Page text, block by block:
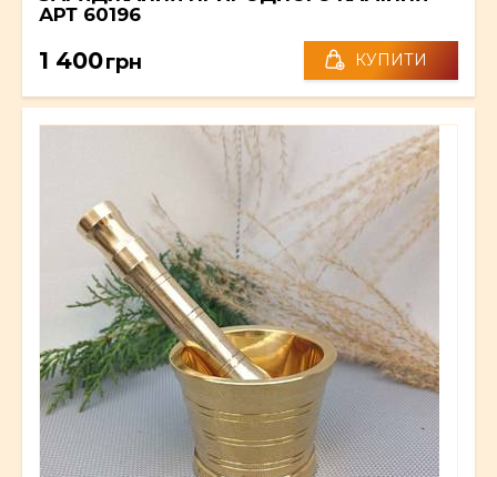
АРТ 60196
1 400грн КУПИТИ